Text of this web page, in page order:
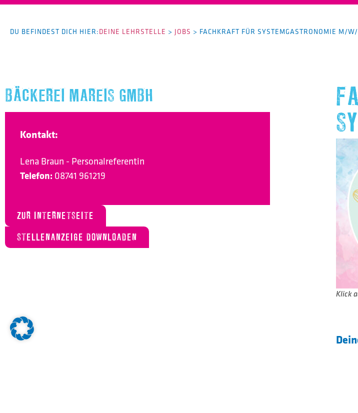
DU BEFINDEST DICH HIER:DEINE LEHRSTELLE > JOBS > FACHKRAFT FÜR SYSTEMGASTRONOMIE M/
BÄCKEREI MAREIS GMBH
Kontakt:
Lena Braun - Personalreferentin
Telefon: 08741 961219
ZUR INTERNETSEITE
STELLENANZEIGE DOWNLOADEN
Klick